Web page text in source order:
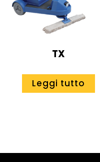
TX
Leggi tutto